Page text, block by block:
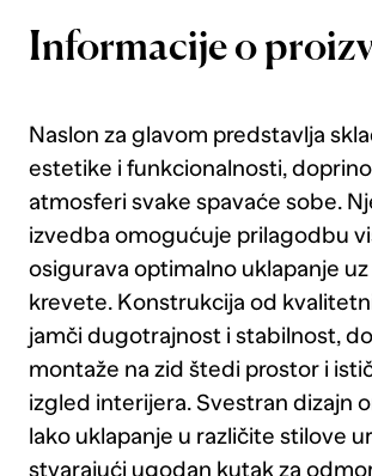
Informacije o
Naslon za glavom predstavlja
estetike i funkcionalnosti,
atmosferi svake spavaće sobe.
izvedba omogućuje prilagodbu
osigurava optimalno uklapanje
krevete. Konstrukcija od
jamči dugotrajnost i stabilnost,
montaže na zid štedi prostor i
izgled interijera. Svestran dizajn
lako uklapanje u različite stilove
stvarajući ugodan kutak za